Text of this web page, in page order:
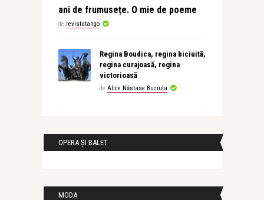
ani de frumusețe. O mie de poeme
de revistatango
Regina Boudica, regina biciuită,
regina curajoasă, regina
victorioasă
de Alice Năstase Buciuta
OPERA ȘI BALET
MODA